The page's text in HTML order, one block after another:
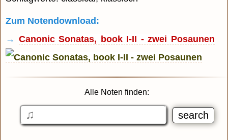
Zum Notendownload:
→ Canonic Sonatas, book I-II - zwei Posaunen
Alle Noten finden: